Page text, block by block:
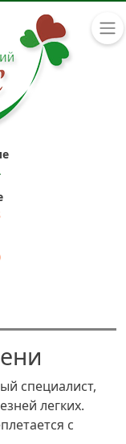
специалист,
легких.
с